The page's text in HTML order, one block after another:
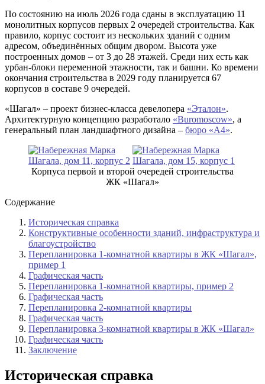
По состоянию на июль 2026 года сданы в эксплуатацию 11
монолитных корпусов первых 2 очередей строительства. Как
правило, корпус состоит из нескольких зданий с одним
адресом, объединённых общим двором. Высота уже
построенных домов – от 3 до 28 этажей. Среди них есть как
урбан-блоки переменной этажности, так и башни. Ко времени
окончания строительства в 2029 году планируется 67
корпусов в составе 9 очередей.
«Шагал» – проект бизнес-класса девелопера «Эталон».
Архитектурную концепцию разработало «Buromoscow», а
генеральный план ландшафтного дизайна – бюро «А4».
Корпуса первой и второй очередей строительства
ЖК «Шагал»
Содержание
Историческая справка
Конструктивные особенности зданий, инфраструктура и
благоустройство
Перепланировка 1-комнатной квартиры в ЖК «Шагал»,
пример 1
Графическая часть
Перепланировка 1-комнатной квартиры, пример 2
Графическая часть
Перепланировка 2-комнатной квартиры
Графическая часть
Перепланировка 3-комнатной квартиры в ЖК «Шагал»
Графическая часть
Заключение
Историческая справка